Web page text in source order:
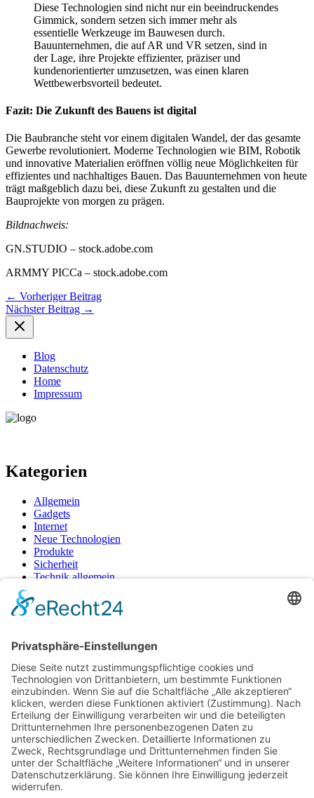
Diese Technologien sind nicht nur ein beeindruckendes
Gimmick, sondern setzen sich immer mehr als
essentielle Werkzeuge im Bauwesen durch.
Bauunternehmen, die auf AR und VR setzen, sind in
der Lage, ihre Projekte effizienter, präziser und
kundenorientierter umzusetzen, was einen klaren
Wettbewerbsvorteil bedeutet.
Fazit: Die Zukunft des Bauens ist digital
Die Baubranche steht vor einem digitalen Wandel, der das gesamte
Gewerbe revolutioniert. Moderne Technologien wie BIM, Robotik
und innovative Materialien eröffnen völlig neue Möglichkeiten für
effizientes und nachhaltiges Bauen. Das Bauunternehmen von heute
trägt maßgeblich dazu bei, diese Zukunft zu gestalten und die
Bauprojekte von morgen zu prägen.
Bildnachweis:
GN.STUDIO – stock.adobe.com
ARMMY PICCa – stock.adobe.com
← Vorheriger Beitrag
Nächster Beitrag →
Blog
Datenschutz
Home
Impressum
Kategorien
Allgemein
Gadgets
Internet
Neue Technologien
Produkte
Sicherheit
Technik allgemein
Unternehmen
Wohnen
Neueste Beiträge
Wie moderne Akkulösungen das Dampferlebnis neu
definieren
Freiraum schaffen in München: So nutzen Sie externe
Lagerflächen clever für Ihr Business
Virtuelle Gefahrenabwehr: So verändern Simulationen die
Sicherheitskultur im Betrieb
Vom Chaos zur Präzision: Lagerverwaltung neu gedacht
Wenn alte Bänder neu erstrahlen: Techniktricks für gestochen
scharfe Videos und reibungslose Abläufe